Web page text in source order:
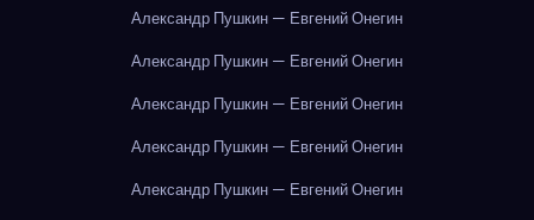
Александр Пушкин — Евгений Онегин
Александр Пушкин — Евгений Онегин
Александр Пушкин — Евгений Онегин
Александр Пушкин — Евгений Онегин
Александр Пушкин — Евгений Онегин